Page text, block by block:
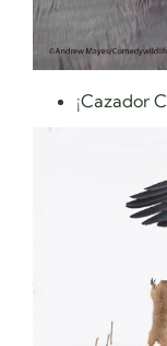
¡Cazador